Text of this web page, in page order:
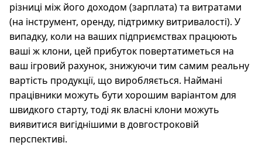
різниці між його доходом (зарплата) та витратами
(на інструмент, оренду, підтримку витривалості). У
випадку, коли на ваших підприємствах працюють
ваші ж клони, цей прибуток повертатиметься на
ваш ігровий рахунок, знижуючи тим самим реальну
вартість продукції, що виробляється. Наймані
працівники можуть бути хорошим варіантом для
швидкого старту, тоді як власні клони можуть
виявитися вигіднішими в довгостроковій
перспективі.